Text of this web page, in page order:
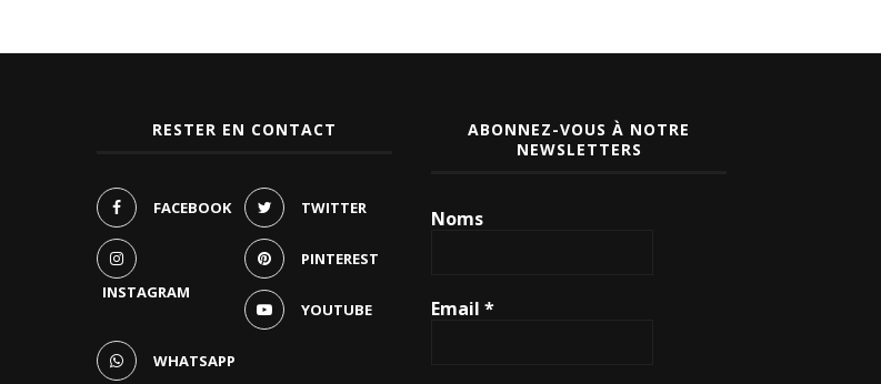
RESTER EN CONTACT
FACEBOOK TWITTER
INSTAGRAM
PINTEREST
YOUTUBE
WHATSAPP
ABONNEZ-VOUS À NOTRE
NEWSLETTERS
Noms
Email*